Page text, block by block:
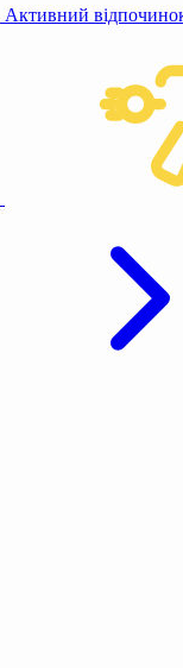
Активний